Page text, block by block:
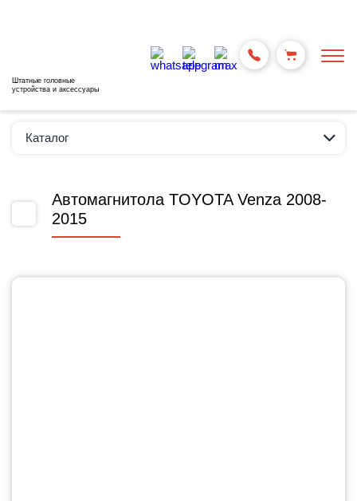
Штатные головные
устройства и аксессуары
Каталог
Автомагнитола TOYOTA Venza 2008-
2015